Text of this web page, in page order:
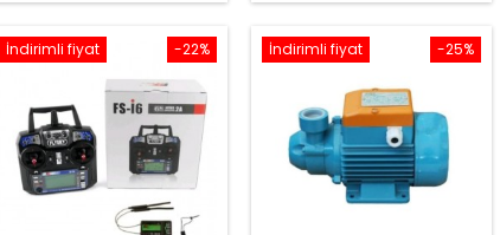
-22%
İndirimli fiyat -25%
İndirimli fiyat